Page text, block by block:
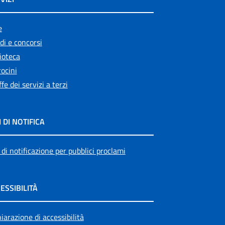
e concorsi
dei servizi a terzi
DI NOTIFICA
notificazione per pubblici proclami
di accessibilità